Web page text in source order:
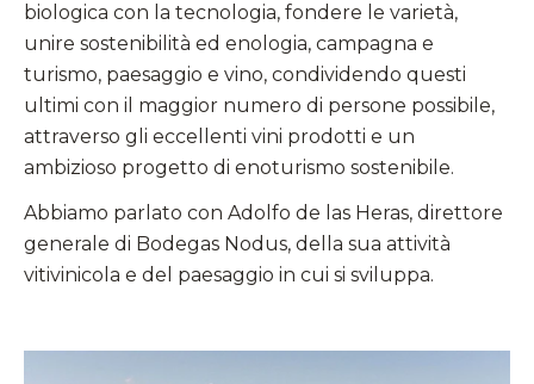
biologica con la tecnologia, fondere le varietà,
unire sostenibilità ed enologia, campagna e
turismo, paesaggio e vino, condividendo questi
ultimi con il maggior numero di persone possibile,
attraverso gli eccellenti vini prodotti e un
ambizioso progetto di enoturismo sostenibile.
Abbiamo parlato con Adolfo de las Heras, direttore
generale di Bodegas Nodus, della sua attività
vitivinicola e del paesaggio in cui si sviluppa.